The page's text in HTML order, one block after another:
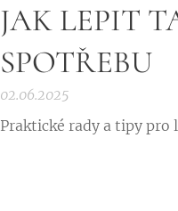
JAK LEPIT
SPOTŘEBU
02.06.2025
Praktické rady a tipy pro